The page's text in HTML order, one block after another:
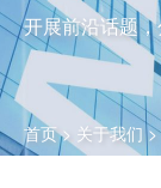
开展前沿话题
首页> 关于我们 >